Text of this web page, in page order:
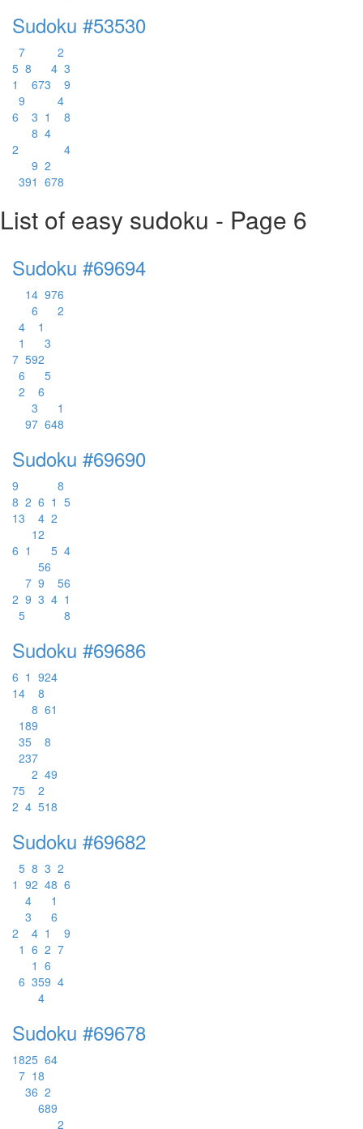
Sudoku #53530
7
2
5 8 4 3
1
673
9
9
4
6
3 1
8
8 4
2
4
9 2
391 678
List of easy sudoku - Page 6
Sudoku #69694
14 976
6
2
4
1
1
3
7 592
6
5
2
6
3
1
97 648
Sudoku #69690
9
8
8 2 6 1 5
13 4 2
12
6 1 5 4
56
7 9 56
2 9 3 4 1
5
8
Sudoku #69686
6 1 924
14
8
8 61
189
35
8
237
2 49
75
2
2 4 518
Sudoku #69682
5 8 3 2
1 92 48 6
4
1
3
6
2
4 1
9
1 6 2 7
1 6
6 359 4
4
Sudoku #69678
1825 64
7 18
36 2
689
2